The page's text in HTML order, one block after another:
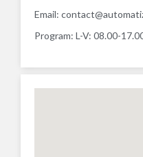
Email:
Program: L-V: 08.00-